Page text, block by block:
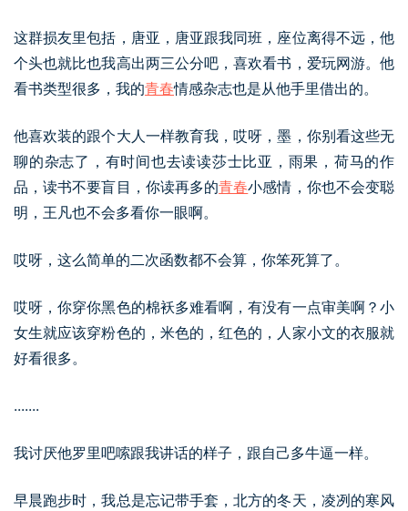
这群损友里包括，唐亚，唐亚跟我同班，座位离得不远，他
个头也就比也我高出两三公分吧，喜欢看书，爱玩网游。他
看书类型很多，我的青春情感杂志也是从他手里借出的。
他喜欢装的跟个大人一样教育我，哎呀，墨，你别看这些无
聊的杂志了，有时间也去读读莎士比亚，雨果，荷马的作
品，读书不要盲目，你读再多的青春小感情，你也不会变聪
明，王凡也不会多看你一眼啊。
哎呀，这么简单的二次函数都不会算，你笨死算了。
哎呀，你穿你黑色的棉袄多难看啊，有没有一点审美啊？小
女生就应该穿粉色的，米色的，红色的，人家小文的衣服就
好看很多。
.......
我讨厌他罗里吧嗦跟我讲话的样子，跟自己多牛逼一样。
早晨跑步时，我总是忘记带手套，北方的冬天，凌冽的寒风